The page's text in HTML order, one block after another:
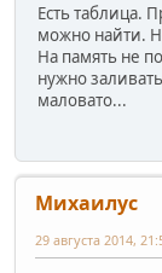
Есть таблица.
можно найти.
На память не
нужно
маловато...
Михаилус
29 августа 2014,